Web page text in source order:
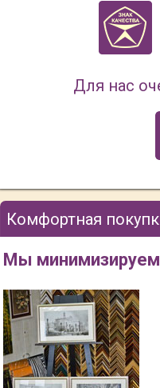
Для нас
Комфортная
Мы минимизируем